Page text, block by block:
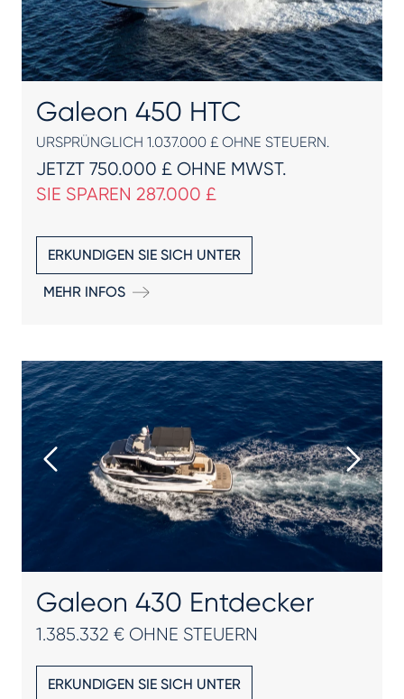
Galeon 450 HTC
URSPRÜNGLICH 1.037.000 £ OHNE STEUERN.
JETZT 750.000 £ OHNE MWST.
SIE SPAREN 287.000 £
ERKUNDIGEN SIE SICH UNTER
MEHR INFOS
Galeon 430 Entdecker
1.385.332 € OHNE STEUERN
ERKUNDIGEN SIE SICH UNTER